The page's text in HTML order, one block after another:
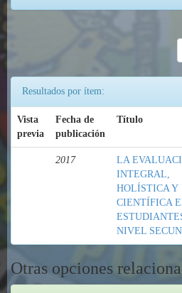
Resultados por ítem:
Vista
previa
Fecha de
publicación
Título
2017
LA
INTEGRAL,
HOLÍSTICA Y
CIENTÍFICA
NIVEL
Otras opciones